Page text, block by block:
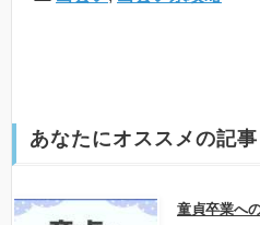
あなたにオススメの記事
童貞卒業へ